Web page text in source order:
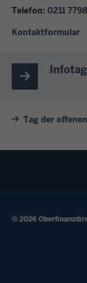
Telefon: 0211
Kontaktformular
Tag der
© 2026